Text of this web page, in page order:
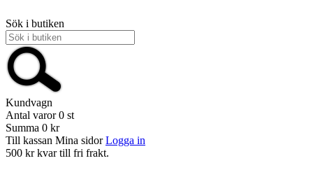
Sök i butiken
Kundvagn
Antal varor 0 st
Summa 0 kr
Till kassan Mina sidor Logga in
500 kr kvar till fri frakt.